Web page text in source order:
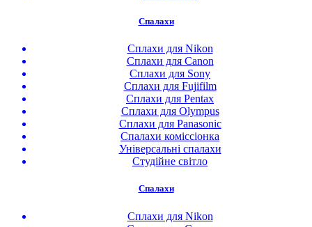
Спалахи
Сплахи для Nikon
Сплахи для Canon
Сплахи для Sony
Сплахи для Fujifilm
Сплахи для Pentax
Сплахи для Olympus
Сплахи для Panasonic
Спалахи коміссіонка
Універсальні спалахи
Студійне світло
Спалахи
Сплахи для Nikon